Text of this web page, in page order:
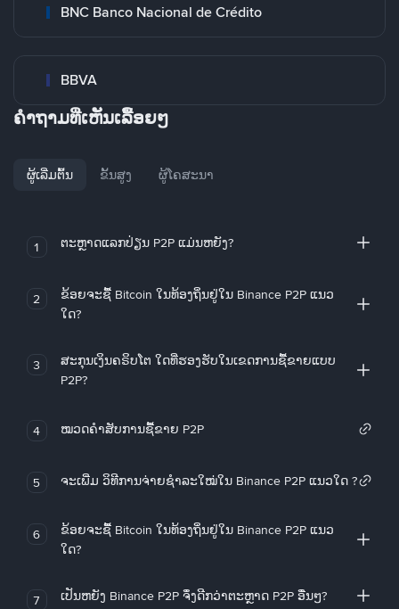
BNC Banco Nacional de Crédito
BBVA
ຄໍາຖາມທີ່ເຫັນເລື້ອຍໆ
ຜູ້ເລີ່ມຕົ້ນ ຂັ້ນສູງ ຜູ້ໂຄສະນາ
1 ຕະຫຼາດແລກປ່ຽນ P2P ແມ່ນຫຍັງ?
2
ຂ້ອຍຈະຊື້ Bitcoin ໃນທ້ອງຖິ່ນຢູ່ໃນ Binance P2P ແນວ
ໃດ?
3
ສະກຸນເງິນຄຣິບໂຕ ໃດທີ່ຮອງຮັບໃນເຂດການຊື້ຂາຍແບບ
P2P?
4 ໝວດຄໍາສັບການຊື້ຂາຍ P2P
5 ຈະເພີ່ມ ວິທີການຈ່າຍຊຳລະໃໝ່ໃນ Binance P2P ແນວໃດ ?
6
ຂ້ອຍຈະຊື້ Bitcoin ໃນທ້ອງຖິ່ນຢູ່ໃນ Binance P2P ແນວ
ໃດ?
7 ເປັນຫຍັງ Binance P2P ຈຶ່ງດີກວ່າຕະຫຼາດ P2P ອື່ນໆ?